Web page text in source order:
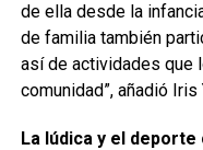
de ella desde la
de familia también
así de actividades que
comunidad”, añadió Iris
La lúdica y el